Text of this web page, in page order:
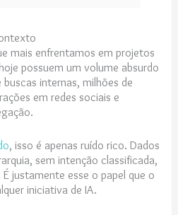
mais enfrentamos em projetos
possuem um volume absurdo
internas, milhões de
em redes sociais e
, isso é apenas ruído rico. Dados
sem intenção classificada,
justamente esse o papel que o
iniciativa de IA.